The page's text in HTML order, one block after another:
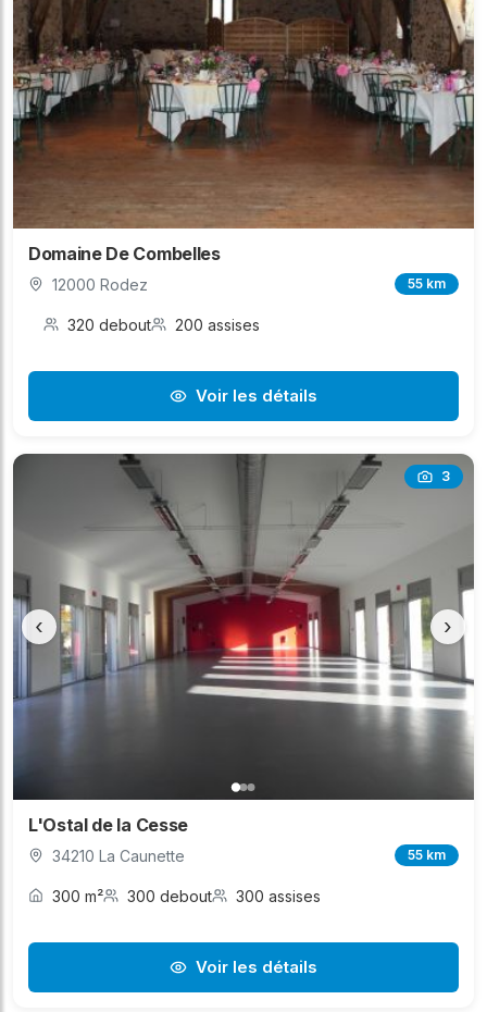
Domaine De Combelles
12000 Rodez 55 km
320 debout 200 assises
Voir les détails
3
‹ ›
L'Ostal de la Cesse
34210 La Caunette 55 km
300 m² 300 debout 300 assises
Voir les détails